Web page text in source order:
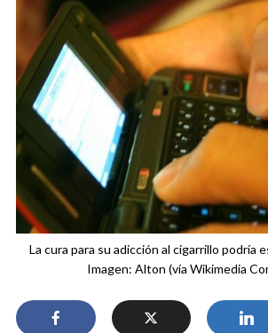
La cura para su adicción al cigarrillo podría
Imagen: Alton (vía Wikimedia